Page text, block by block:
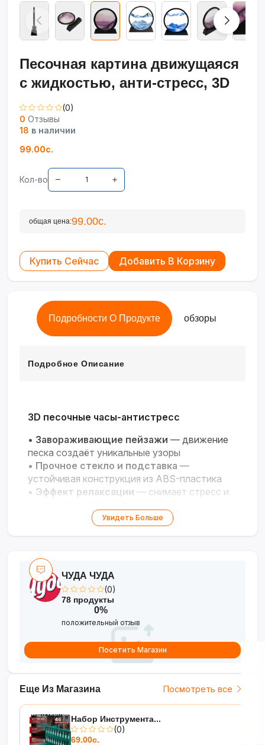
Песочная картина движущаяся
с жидкостью, анти-стресс, 3D
(0)
0 Отзывы
18 в наличии
99.00с.
Кол-во
общая цена:99.00с.
Купить Сейчас Добавить В Корзину
Подробности О Продукте обзоры
Подробное Описание
3D песочные часы-антистресс
• Завораживающие пейзажи — движение
песка создаёт уникальные узоры
• Прочное стекло и подставка —
устойчивая конструкция из ABS-пластика
• Эффект релаксации — снимает стресс и
Стильный декор— дополняет интерьер
для создания пузырьков и запуска
Увидеть Больше
Еще Из Магазина Посмотреть все
Набор Инструмента...
(0)
69.00с.
ЧУДА ЧУДА
(0)
78 продукты
0%
положительный отзыв
Посетить Магазин